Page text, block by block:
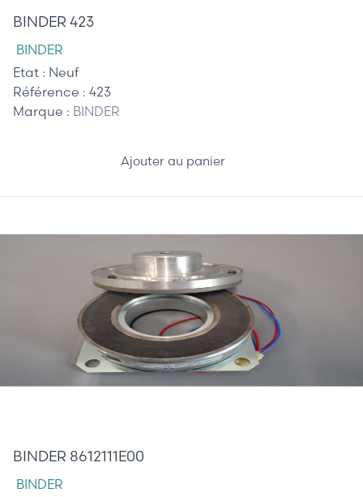
BINDER 423
BINDER
Etat : Neuf
Référence : 423
Marque : BINDER
Ajouter au panier
BINDER 8612111E00
BINDER